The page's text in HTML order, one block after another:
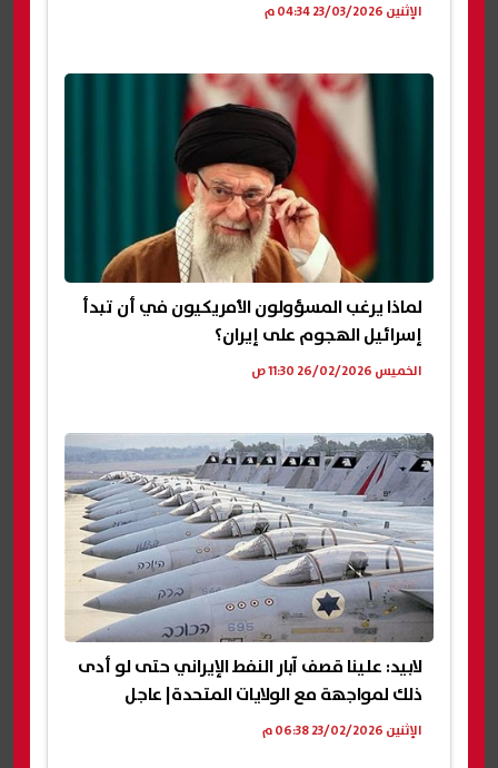
الإثنين 23/03/2026 04:34 م
لماذا يرغب المسؤولون الأمريكيون في أن تبدأ
إسرائيل الهجوم على إيران؟
الخميس 26/02/2026 11:30 ص
لابيد: علينا قصف آبار النفط الإيراني حتى لو أدى
ذلك لمواجهة مع الولايات المتحدة| عاجل
الإثنين 23/02/2026 06:38 م